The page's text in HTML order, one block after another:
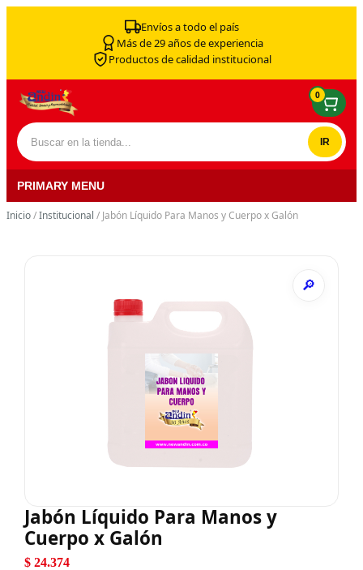
Envíos a todo el país
Más de 29 años de experiencia
Productos de calidad institucional
Buscar por:
0
PRIMARY MENU
Inicio/Institucional / Jabón Líquido Para Manos y Cuerpo x Galón
Jabón Líquido Para Manos y
Cuerpo x Galón
$24.374